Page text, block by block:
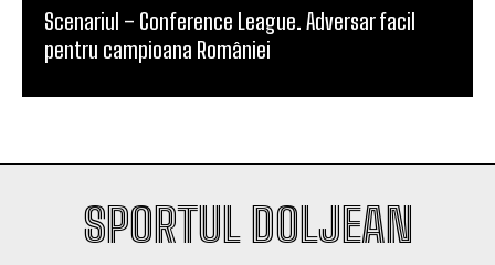
Scenariul – Conference League. Adversar facil
pentru campioana României
SPORTUL DOLJEAN